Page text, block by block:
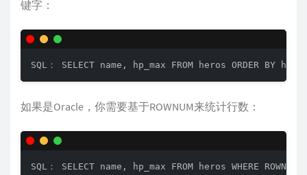
键字：
SQL： SELECT name, hp_max FROM heros ORDER BY
如果是Oracle，你需要基于ROWNUM来统计行数：
SQL： SELECT name, hp_max FROM heros WHERE ROWNUM